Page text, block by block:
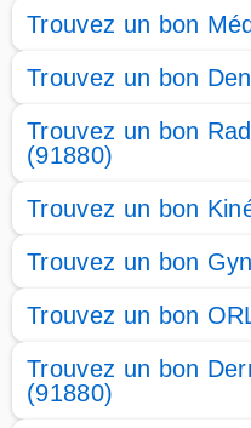
Trouvez un bon
Trouvez un bon
Trouvez un bon
(91880)
Trouvez un bon
Trouvez un bon
Trouvez un bon
Trouvez un bon
(91880)